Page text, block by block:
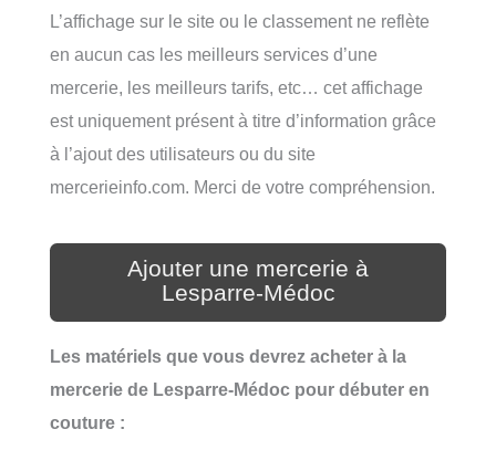
L’affichage sur le site ou le classement ne reflète
en aucun cas les meilleurs services d’une
mercerie, les meilleurs tarifs, etc… cet affichage
est uniquement présent à titre d’information grâce
à l’ajout des utilisateurs ou du site
mercerieinfo.com. Merci de votre compréhension.
Ajouter une mercerie à
Lesparre-Médoc
Les matériels que vous devrez acheter à la
mercerie de Lesparre-Médoc pour débuter en
couture :